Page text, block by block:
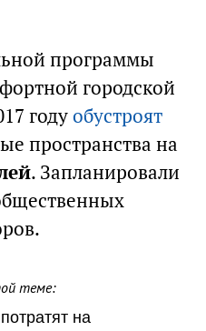
программы
городской
годуобустроят
пространства на
. Запланировали
теме:
на